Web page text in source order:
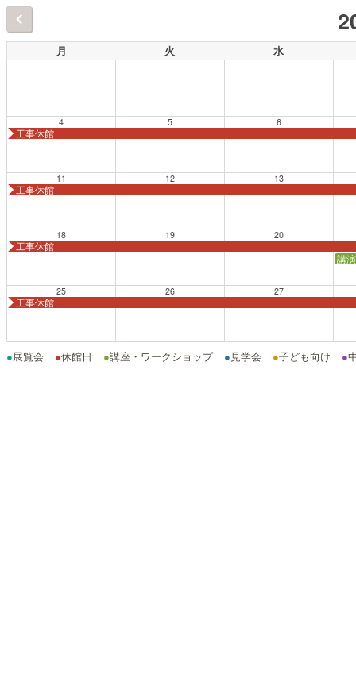
月 火 水
4
工事休館
5 6
11
工事休館
12 13
18
工事休館
19 20
講
25
工事休館
26 27
●展覧会 ●休館日 ●講座・ワークショップ ● 見学会 ●子ども向け ●